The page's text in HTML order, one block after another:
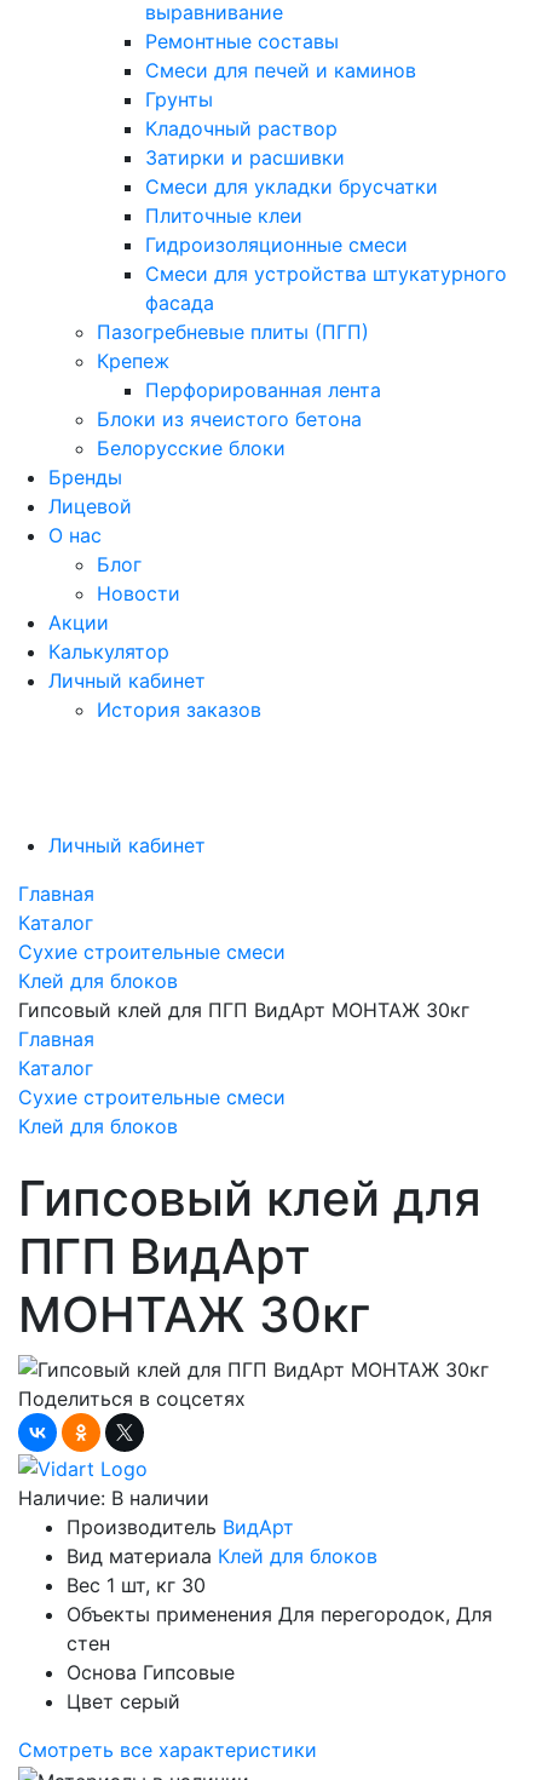
выравнивание
Ремонтные составы
Смеси для печей и каминов
Грунты
Кладочный раствор
Затирки и расшивки
Смеси для укладки брусчатки
Плиточные клеи
Гидроизоляционные смеси
Смеси для устройства штукатурного
фасада
Пазогребневые плиты (ПГП)
Крепеж
Перфорированная лента
Блоки из ячеистого бетона
Белорусские блоки
Бренды
Лицевой
О нас
Блог
Новости
Акции
Калькулятор
Личный кабинет
История заказов
Личный кабинет
Главная
Каталог
Сухие строительные смеси
Клей для блоков
Гипсовый клей для ПГП ВидАрт МОНТАЖ 30кг
Главная
Каталог
Сухие строительные смеси
Клей для блоков
Гипсовый клей для
ПГП ВидАрт
МОНТАЖ 30кг
Поделиться в соцсетях
Наличие: В наличии
Производитель ВидАрт
Вид материала Клей для блоков
Вес 1 шт, кг 30
Объекты применения Для перегородок, Для
стен
Основа Гипсовые
Цвет серый
Смотреть все характеристики